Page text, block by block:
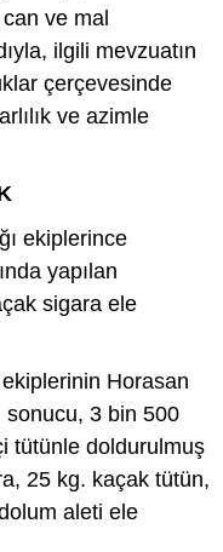
can ve mal
ilgili mevzuatın
çerçevesinde
ve azimle
ekiplerince
yapılan
sigara ele
Horasan
sonucu, 3 bin 500
tütünle doldurulmuş
25 kg. kaçak tütün,
aleti ele